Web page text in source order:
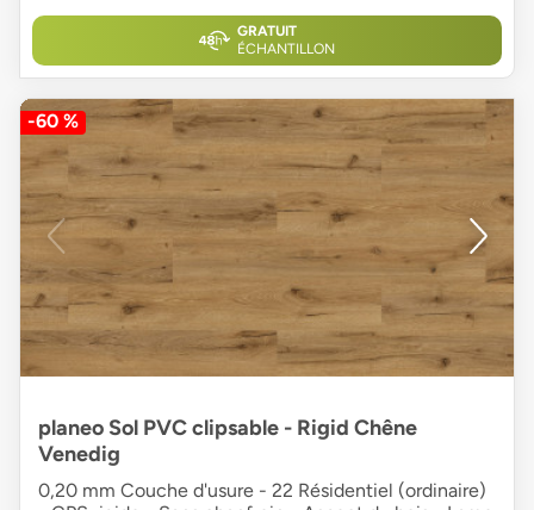
GRATUIT
ÉCHANTILLON
-60 %
planeo Sol PVC clipsable - Rigid Chêne
Venedig
0,20 mm Couche d'usure - 22 Résidentiel (ordinaire)